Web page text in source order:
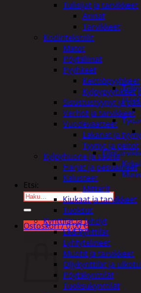
ja
Etsi:
Ostoskori /0,00€
Tulisijat ja tarvikkeet
Arinat
Tarvikkeet
Kodintekstiilit
Matot
Pöytäliinat
Pyyhkeet
Keittiöpyyhkeet
Kylpypyyhkeet
Sisustustyynyt ja
Verhot ja tarvikkeet
Vuodevaatteet
Lakanat ja
Tyynyt ja peitot
Kylpyhuone ja sauna
Harjat ja pesuaineet
Kalusteet
Mittarit
Kiukaat ja tarvikkeet
Tuoksut
Kynttilät ja lyhdyt
Led-kynttilät
Lyhtytelineet
Muotit ja tarvikkeet
Öljykynttilät ja
Pöytäkynttilät
Tuoksukynttilät